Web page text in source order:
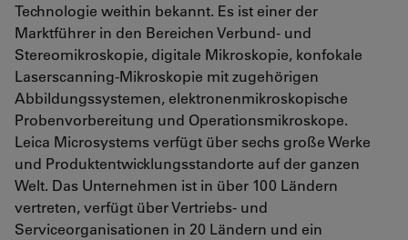
Technologie weithin bekannt. Es ist einer der
Marktführer in den Bereichen Verbund- und
Stereomikroskopie, digitale Mikroskopie, konfokale
Laserscanning-Mikroskopie mit zugehörigen
Abbildungssystemen, elektronenmikroskopische
Probenvorbereitung und Operationsmikroskope.
Leica Microsystems verfügt über sechs große Werke
und Produktentwicklungsstandorte auf der ganzen
Welt. Das Unternehmen ist in über 100 Ländern
vertreten, verfügt über Vertriebs- und
Serviceorganisationen in 20 Ländern und ein